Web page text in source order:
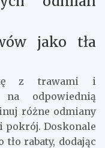
jako tła
z trawami i
odpowiednią
różne odmiany
pokrój. Doskonale
rabaty, dodając